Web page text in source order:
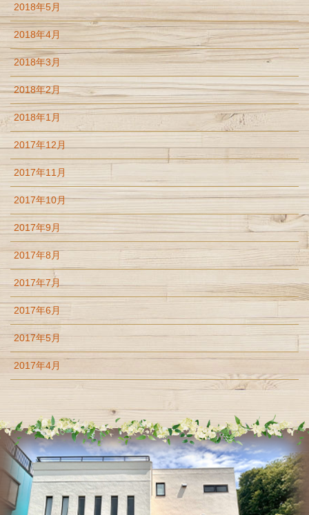
2018年5月
2018年4月
2018年3月
2018年2月
2018年1月
2017年12月
2017年11月
2017年10月
2017年9月
2017年8月
2017年7月
2017年6月
2017年5月
2017年4月